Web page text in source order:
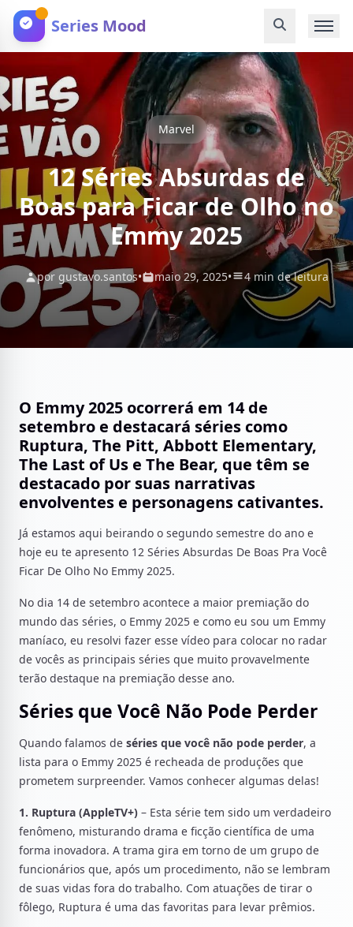
Series Mood
Marvel
12 Séries Absurdas de
Boas para Ficar de Olho no
Emmy 2025
por gustavo.santos• maio 29, 2025• 4 min de leitura
O Emmy 2025 ocorrerá em 14 de
setembro e destacará séries como
Ruptura, The Pitt, Abbott Elementary,
The Last of Us e The Bear, que têm se
destacado por suas narrativas
envolventes e personagens cativantes.
Já estamos aqui beirando o segundo semestre do ano e
hoje eu te apresento 12 Séries Absurdas De Boas Pra Você
Ficar De Olho No Emmy 2025.
No dia 14 de setembro acontece a maior premiação do
mundo das séries, o Emmy 2025 e como eu sou um Emmy
maníaco, eu resolvi fazer esse vídeo para colocar no radar
de vocês as principais séries que muito provavelmente
terão destaque na premiação desse ano.
Séries que Você Não Pode Perder
Quando falamos de séries que você não pode perder, a
lista para o Emmy 2025 é recheada de produções que
prometem surpreender. Vamos conhecer algumas delas!
1. Ruptura (AppleTV+) – Esta série tem sido um verdadeiro
fenômeno, misturando drama e ficção científica de uma
forma inovadora. A trama gira em torno de um grupo de
funcionários que, após um procedimento, não se lembram
de suas vidas fora do trabalho. Com atuações de tirar o
fôlego, Ruptura é uma das favoritas para levar prêmios.